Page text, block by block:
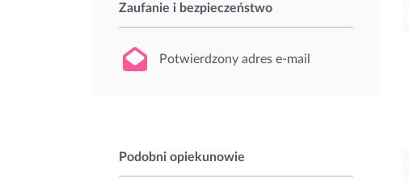
Zaufanie i bezpieczeństwo
Potwierdzony adres e-mail
Podobni opiekunowie